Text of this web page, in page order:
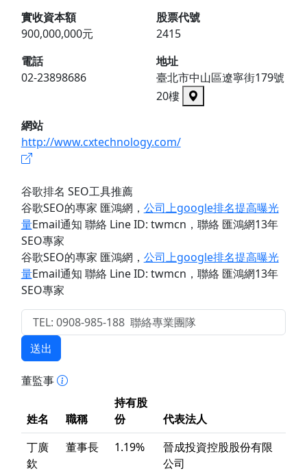
實收資本額
900,000,000元
股票代號
2415
電話
02-23898686
地址
臺北市中山區遼寧街179號
20樓
網站
http://www.cxtechnology.com/
谷歌排名 SEO工具推薦
谷歌SEO的專家 匯鴻網 ， 公司上google排名提高曝光
量Email通知 聯絡 Line ID: twmcn ，聯絡 匯鴻網13年
SEO專家
谷歌SEO的專家 匯鴻網 ， 公司上google排名提高曝光
量Email通知 聯絡 Line ID: twmcn ，聯絡 匯鴻網13年
SEO專家
送出
董監事
姓名 職稱
持有股
份
代表法人
丁廣
欽
董事長 1.19%
晉成投資控股股份有限
公司